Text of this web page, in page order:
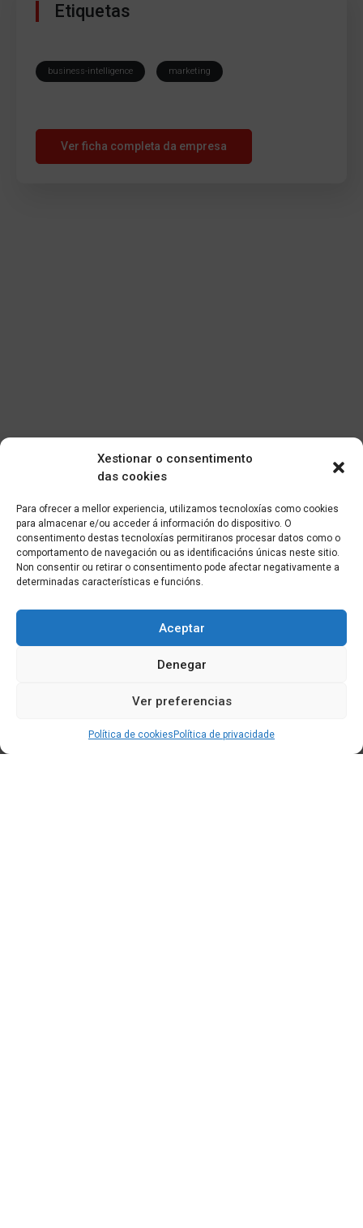
Xestionar o consentimento
das cookies
Para ofrecer a mellor experiencia, utilizamos tecnoloxías como cookies
para almacenar e/ou acceder á información do dispositivo. O
consentimento destas tecnoloxías permitiranos procesar datos como o
comportamento de navegación ou as identificacións únicas neste sitio.
Non consentir ou retirar o consentimento pode afectar negativamente a
determinadas características e funcións.
Aceptar
Denegar
Ver preferencias
Política de cookies Política de privacidade
Etiquetas
business-intelligence marketing
Ver ficha completa da empresa